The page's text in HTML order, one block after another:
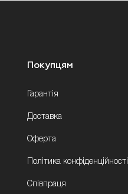
Покупцям
Гарантія
Доставка
Оферта
Політика конфіденційності
Співпраця